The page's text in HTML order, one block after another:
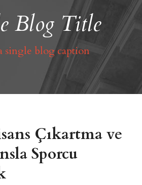
Blog Title
single blog caption
Çıkartma ve
Sporcu